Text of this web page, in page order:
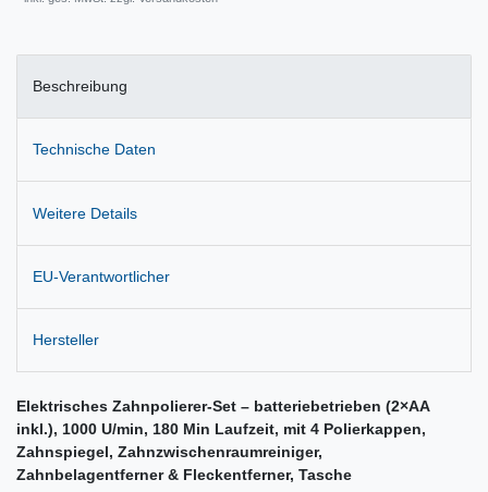
Beschreibung
Technische Daten
Weitere Details
EU-Verantwortlicher
Hersteller
Elektrisches Zahnpolierer-Set – batteriebetrieben (2×AA
inkl.), 1000 U/min, 180 Min Laufzeit, mit 4 Polierkappen,
Zahnspiegel, Zahnzwischenraumreiniger,
Zahnbelagentferner & Fleckentferner, Tasche